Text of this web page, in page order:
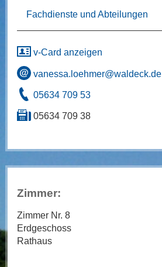
Fachdienste und Abteilungen
v-Card anzeigen
vanessa.loehmer@waldeck.de
05634 709 53
05634 709 38
Zimmer:
Zimmer Nr. 8
Erdgeschoss
Rathaus